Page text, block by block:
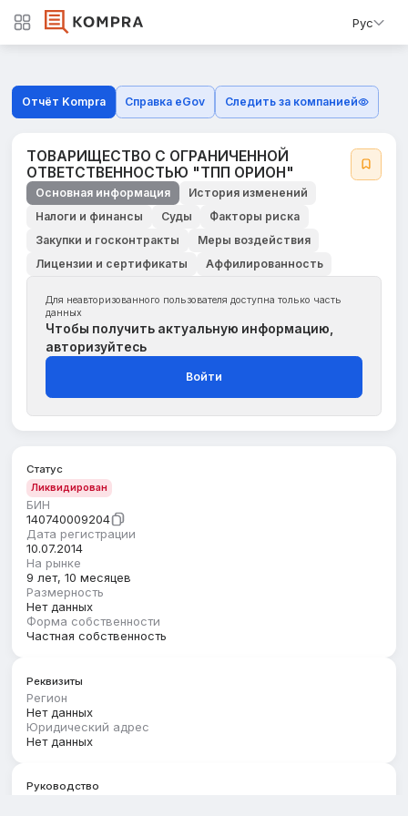
Рус
Отчёт Kompra Справка eGov Следить за компанией
ТОВАРИЩЕСТВО С ОГРАНИЧЕННОЙ
ОТВЕТСТВЕННОСТЬЮ "ТПП ОРИОН"
Основная информация
История изменений
Налоги и финансы
Суды
Факторы риска
Закупки и госконтракты
Меры воздействия
Лицензии и сертификаты
Аффилированность
Для неавторизованного пользователя доступна только часть
данных
Чтобы получить актуальную информацию,
авторизуйтесь
Войти
Статус
Ликвидирован
БИН
140740009204
Дата регистрации
10.07.2014
На рынке
9 лет, 10 месяцев
Размерность
Нет данных
Форма собственности
Частная собственность
Реквизиты
Регион
Нет данных
Юридический адрес
Нет данных
Руководство